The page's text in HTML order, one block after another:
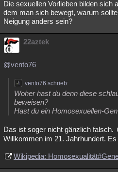
Die sexuellen Vorlieben bilden sich
dem man sich bewegt, warum
Neigung anders sein?
22aztek
@vento76
vento76 schrieb:
Woher hast du denn diese
beweisen?
Hast du ein Homosexuellen-
Das ist soger nicht gänzlich falsch.
Willkommen im 21. Jahrhundert.
Wikipedia: